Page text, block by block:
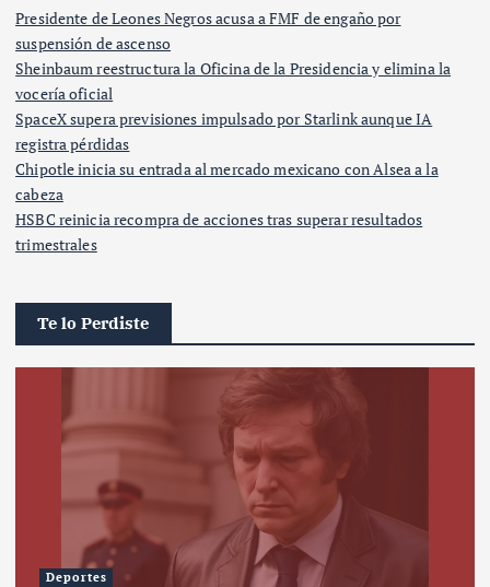
Presidente de Leones Negros acusa a FMF de engaño por
suspensión de ascenso
Sheinbaum reestructura la Oficina de la Presidencia y elimina la
vocería oficial
SpaceX supera previsiones impulsado por Starlink aunque IA
registra pérdidas
Chipotle inicia su entrada al mercado mexicano con Alsea a la
cabeza
HSBC reinicia recompra de acciones tras superar resultados
trimestrales
Te lo Perdiste
Deportes